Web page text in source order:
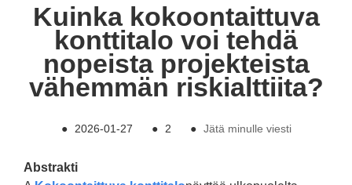
Kuinka kokoontaittuva
konttitalo voi tehdä
nopeista projekteista
vähemmän riskialttiita?
● 2026-01-27 ● 2 ● Jätä minulle viesti
Abstrakti